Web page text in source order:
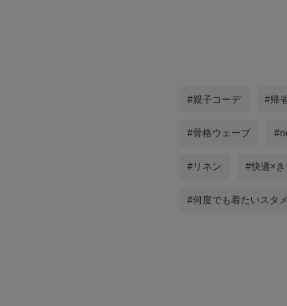
#親子コーデ #帰
#骨格ウェーブ
#リネン #快適×
#何度でも着たいスタ